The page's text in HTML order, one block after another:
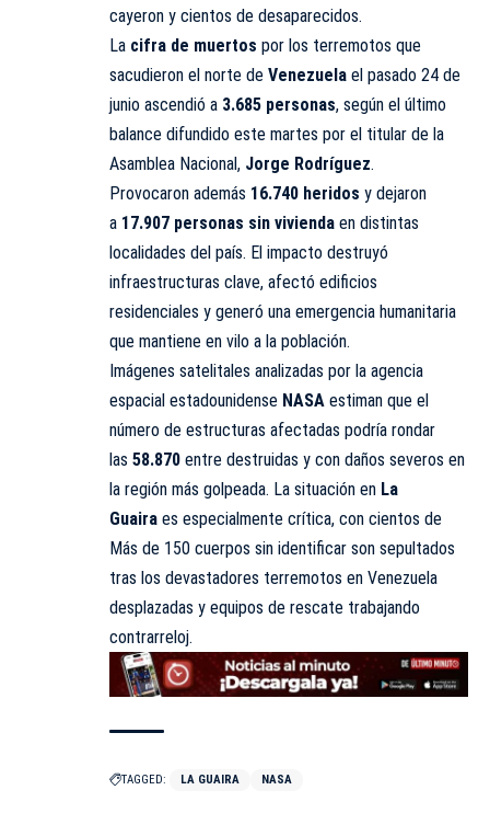
cayeron y cientos de desaparecidos.
La cifra de muertos por los terremotos que
sacudieron el norte de Venezuela el pasado 24 de
junio ascendió a 3.685 personas, según el último
balance difundido este martes por el titular de la
Asamblea Nacional, Jorge Rodríguez.
Provocaron además 16.740 heridos y dejaron
a 17.907 personas sin vivienda en distintas
localidades del país. El impacto destruyó
infraestructuras clave, afectó edificios
residenciales y generó una emergencia humanitaria
que mantiene en vilo a la población.
Imágenes satelitales analizadas por la agencia
espacial estadounidense NASA estiman que el
número de estructuras afectadas podría rondar
las 58.870 entre destruidas y con daños severos en
la región más golpeada. La situación en La
Guaira es especialmente crítica, con cientos de
Más de 150 cuerpos sin identificar son sepultados
tras los devastadores terremotos en Venezuela
desplazadas y equipos de rescate trabajando
contrarreloj.
TAGGED: LA GUAIRA NASA